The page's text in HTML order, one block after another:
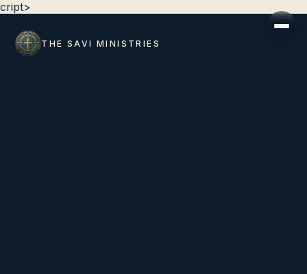
cript>
THE SAVI MINISTRIES